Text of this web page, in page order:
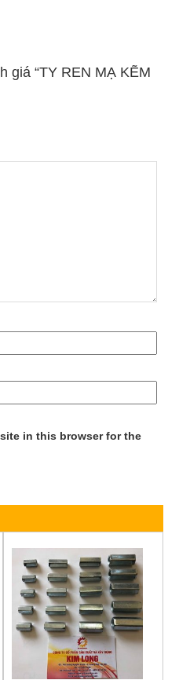
giá “TY REN MẠ KẼM
in this browser for the